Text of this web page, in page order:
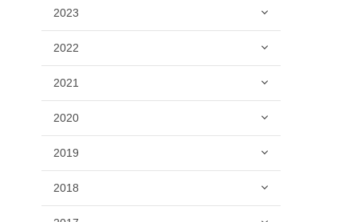
2023
2022
2021
2020
2019
2018